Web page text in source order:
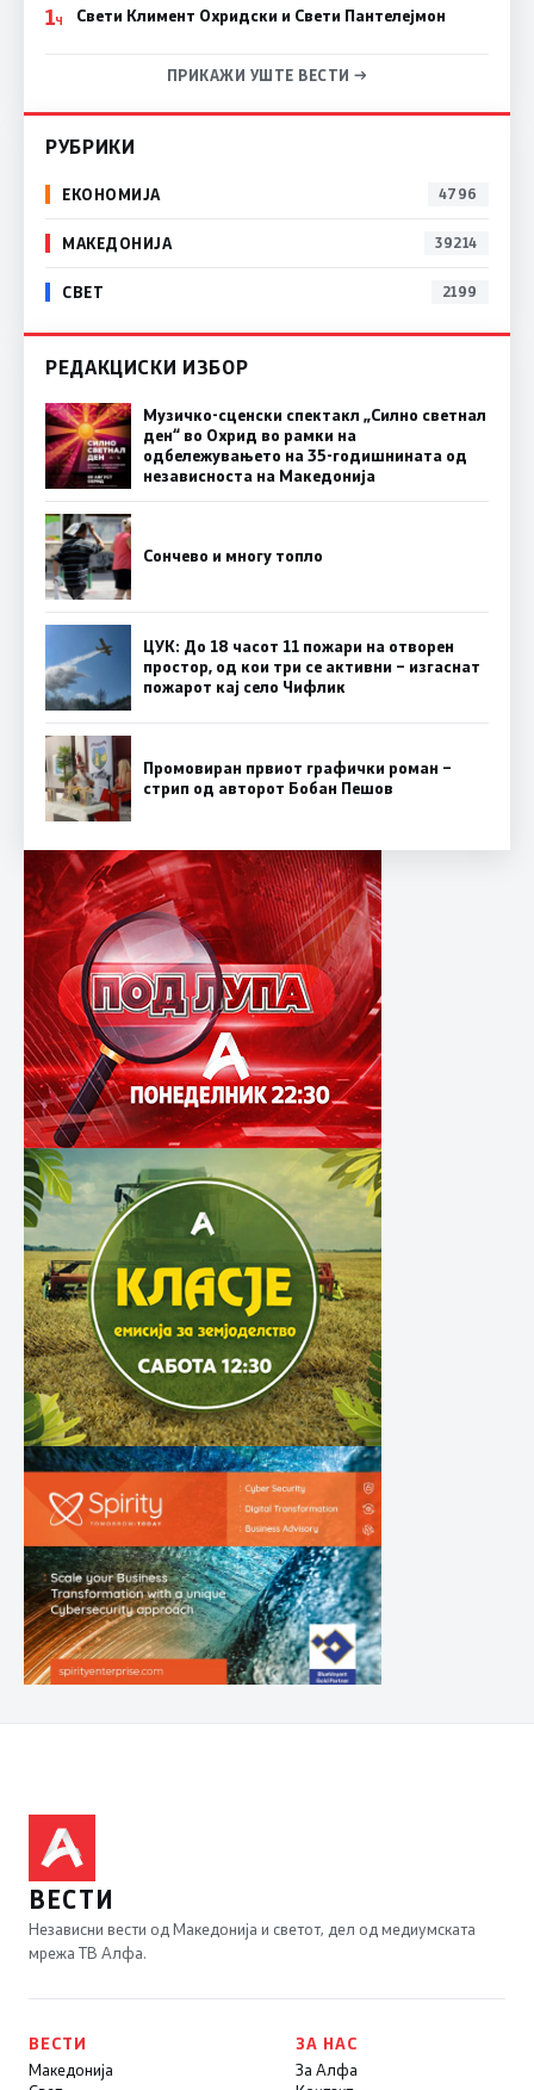
1Ч Свети Климент Охридски и Свети Пантелејмон
ПРИКАЖИ УШТЕ ВЕСТИ →
РУБРИКИ
ЕКОНОМИЈА 4796
МАКЕДОНИЈА 39214
СВЕТ 2199
РЕДАКЦИСКИ ИЗБОР
Музичко-сценски спектакл „Силно светнал
ден“ во Охрид во рамки на
одбележувањето на 35-годишнината од
независноста на Македонија
Сончево и многу топло
ЦУК: До 18 часот 11 пожари на отворен
простор, од кои три се активни – изгаснат
пожарот кај село Чифлик
Промовиран првиот графички роман –
стрип од авторот Бобан Пешов
ВЕСТИ
Независни вести од Македонија и светот, дел од медиумската
мрежа ТВ Алфа.
ВЕСТИ
Македонија
ЗА НАС
За Алфа